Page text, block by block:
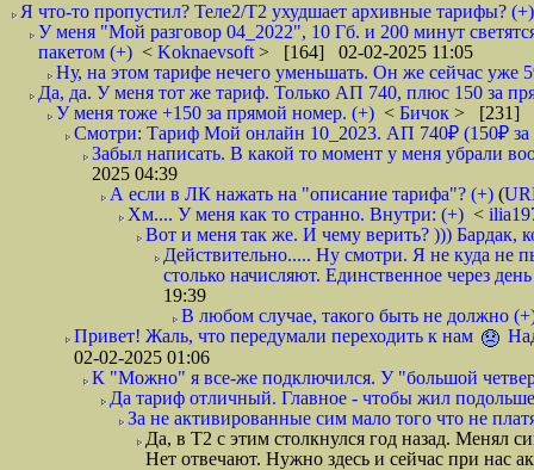
Я что-то пропустил? Теле2/Т2 ухудшает архивные тарифы? (+)
У меня "Мой разговор 04_2022", 10 Гб. и 200 минут
пакетом (+) < Koknaevsoft > [164] 02-02-2025 11:05
Ну, на этом тарифе нечего уменьшать. Он же сейчас уже
Да, да. У меня тот же тариф. Только АП 740, плюс 150 за
У меня тоже +150 за прямой номер. (+) < Бичок > [231]
Смотри: Тариф Мой онлайн 10_2023. АП 740₽ (150₽ за
Забыл написать. В какой то момент у меня убрали
2025 04:39
А если в ЛК нажать на "описание тарифа"? (+) (
Хм.... У меня как то странно. Внутри: (+) <
Вот и меня так же. И чему верить? ))) Бардак,
Действительно..... Ну смотри. Я не куда не
столько начисляют. Единственное через
19:39
В любом случае, такого быть не должно
Привет! Жаль, что передумали переходить к нам
02-02-2025 01:06
К "Можно" я все-же подключился. У "большой
Да тариф отличный. Главное - чтобы жил
За не активированные сим мало того что не
Да, в Т2 с этим столкнулся год назад. Менял
Нет отвечают. Нужно здесь и сейчас при нас